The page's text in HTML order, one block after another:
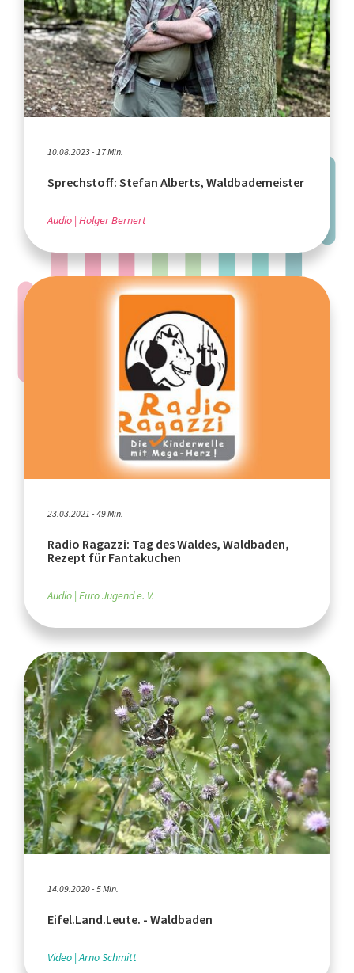
10.08.2023 - 17 Min.
Sprechstoff: Stefan Alberts, Waldbademeister
Audio Holger Bernert
23.03.2021 - 49 Min.
Radio Ragazzi: Tag des Waldes, Waldbaden,
Rezept für Fantakuchen
Audio Euro Jugend e. V.
14.09.2020 - 5 Min.
Eifel.Land.Leute. - Waldbaden
Video Arno Schmitt